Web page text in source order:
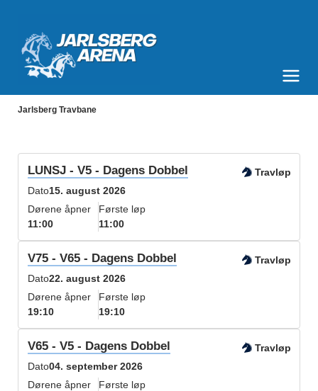
Jarlsberg Travbane
LUNSJ - V5 - Dagens Dobbel
Travløp
Dato15. august 2026
Dørene åpner
11:00
Første løp
11:00
V75 - V65 - Dagens Dobbel
Travløp
Dato22. august 2026
Dørene åpner
19:10
Første løp
19:10
V65 - V5 - Dagens Dobbel
Travløp
Dato04. september 2026
Dørene åpner
Første løp